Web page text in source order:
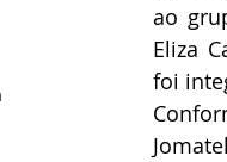
ao
Eliza
foi